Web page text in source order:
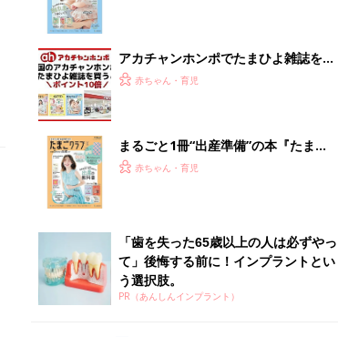
アカチャンホンポでたまひよ雑誌を買
うとポイント10倍【期間限定】
赤ちゃん・育児
まるごと1冊“出産準備”の本『たまご
クラブ 夏号』〈スペシャル大特集〉
赤ちゃん・育児
「歯を失った65歳以上の人は必ずやっ
て」後悔する前に！インプラントとい
う選択肢。
PR（あんしんインプラント）